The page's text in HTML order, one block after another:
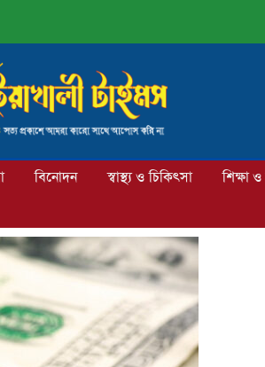
বিনোদন স্বাস্থ্য ও চিকিৎসা শিক্ষা